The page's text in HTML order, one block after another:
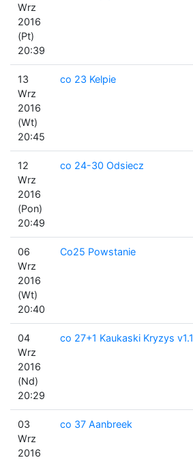
Wrz
2016
(Pt)
20:39
13
Wrz
2016
(Wt)
20:45
co 23 Kelpie
12
Wrz
2016
(Pon)
20:49
co 24-30 Odsiecz
06
Wrz
2016
(Wt)
20:40
Co25 Powstanie
04
Wrz
2016
(Nd)
20:29
co 27+1 Kaukaski Kryzys v1.1
03
Wrz
2016
co 37 Aanbreek